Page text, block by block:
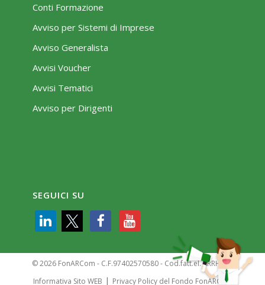
Conti Formazione
Avviso per Sistemi di Imprese
Avviso Generalista
Avvisi Voucher
Avvisi Tematici
Avviso per Dirigenti
SEGUICI SU
© 2026 FonARCom - C.F.97402570580 - Cod.fatt.el. KRRH6B9
Informativa Sito WEB | Privacy Policy del Fondo FonARCom